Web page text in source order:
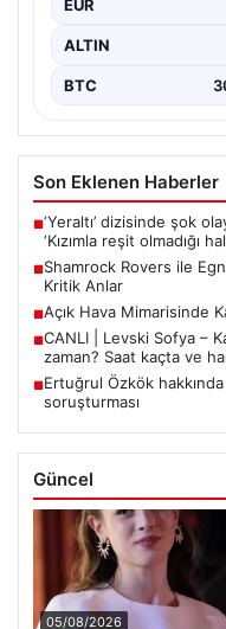
bir…
EUR
ALTIN
BTC
Son Eklenen Haberler
■‘Yeraltı’ dizisinde şok
‘Kızımla reşit olmadığı
■Shamrock Rovers ile
Kritik Anlar
■Açık Hava Mimarisinde
■CANLI | Levski Sofya –
zaman? Saat kaçta ve
■Ertuğrul Özkök
soruşturması
Güncel
05/08/2026